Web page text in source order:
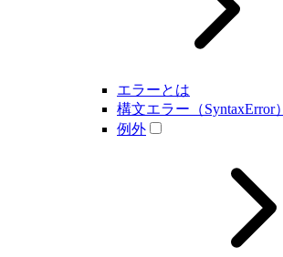
エラーとは
構文エラー（SyntaxError）
例外